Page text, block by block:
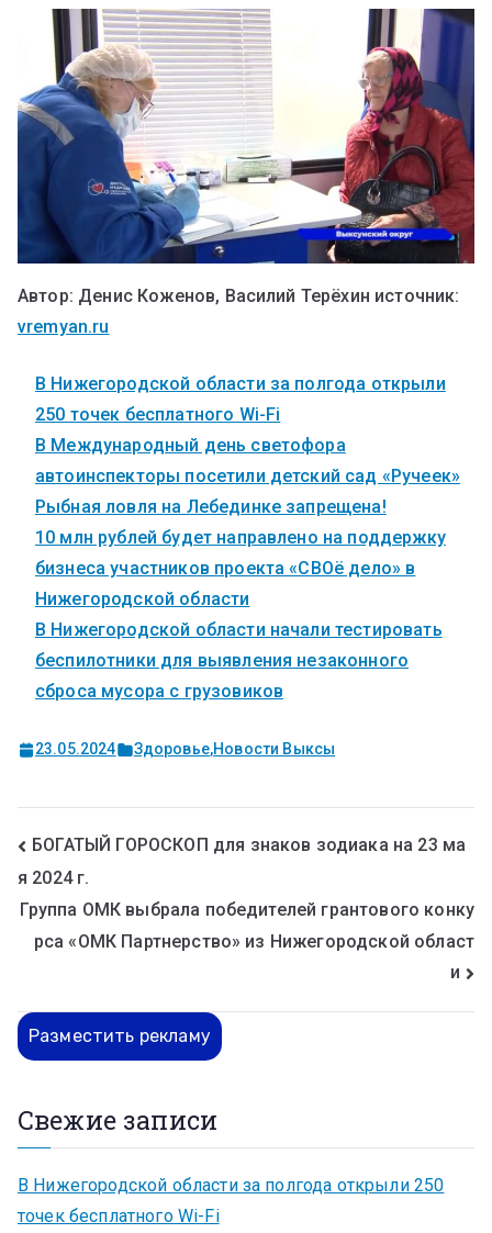
Автор: Денис Коженов, Василий Терёхин источник:
vremyan.ru
В Нижегородской области за полгода открыли
250 точек бесплатного Wi-Fi
В Международный день светофора
автоинспекторы посетили детский сад «Ручеек»
Рыбная ловля на Лебединке запрещена!
10 млн рублей будет направлено на поддержку
бизнеса участников проекта «СВОё дело» в
Нижегородской области
В Нижегородской области начали тестировать
беспилотники для выявления незаконного
сброса мусора с грузовиков
23.05.2024 Здоровье,Новости Выксы
БОГАТЫЙ ГОРОСКОП для знаков зодиака на 23 ма
я 2024 г.
Группа ОМК выбрала победителей грантового конку
рса «ОМК Партнерство» из Нижегородской област
и
Разместить рекламу
Свежие записи
В Нижегородской области за полгода открыли 250
точек бесплатного Wi-Fi